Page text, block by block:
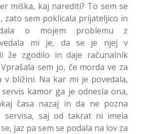
miška, kaj narediti? To sem se
zato sem poklicala prijateljico in
o mojem problemu z
mi je, da se je njej v
že zgodilo in daje računalnik
sem jo, če morda ve za
v bližini. Na kar mi je povedala,
kamor ga je odnesla ona,
časa nazaj in da ne pozna
servisa, saj od takrat ni imela
jaz pa sem se podala na lov za